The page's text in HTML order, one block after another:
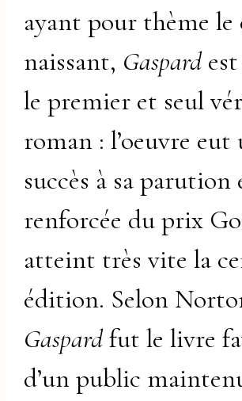
ayant pour thème
naissant, Gaspard
le premier et seul
roman : l’oeuvre
succès à sa parution
renforcée du prix
atteint très vite la
édition. Selon
Gaspardfut le livre
d’un public